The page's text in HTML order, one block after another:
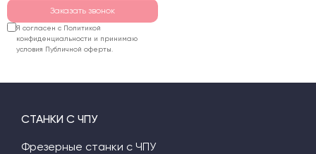
Заказать звонок
Я согласен с Политикой
конфиденциальности и принимаю
условия Публичной оферты.
СТАНКИ С ЧПУ
Фрезерные станки с ЧПУ